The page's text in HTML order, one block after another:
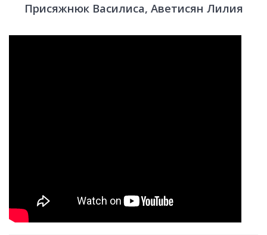
Присяжнюк Василиса, Аветисян Лилия